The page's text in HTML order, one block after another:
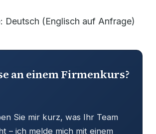
: Deutsch (Englisch auf Anfrage)
an einem Firmenkurs?
Sie mir kurz, was Ihr Team
– ich melde mich mit einem